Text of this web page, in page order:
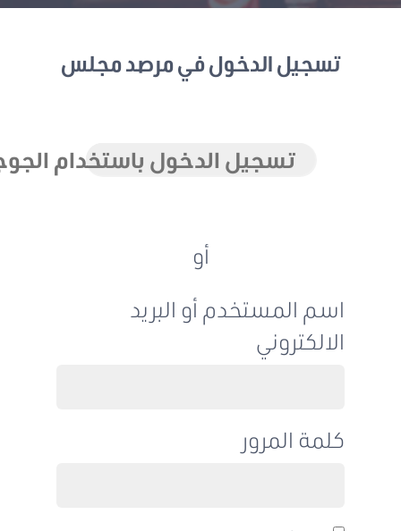
تسجيل الدخول في مرصد مجلس
تسجيل الدخول باستخدام الجوجل
اسم المستخدم أو البريد
الالكتروني
كلمة المرور